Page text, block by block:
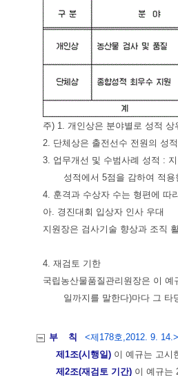
주) 1. 개인상은 분야별로 성적
2. 단체상은 출전선수 전원의 성
3. 업무개선 및 수범사례 성적 :
성적에서 5점을 감하여 적용
4. 훈격과 수상자 수는 형편에 따
아. 경진대회 입상자 인사 우대
지원장은 검사기술 향상과 조직
4. 재검토 기한
국립농산물품질관리원장은 이 예
일까지를 말한다)마다 그
부 칙
<제178호,2012. 9. 14.>
제1조(시행일) 이 예규는 고시
제2조(재검토 기간) 이 예규는